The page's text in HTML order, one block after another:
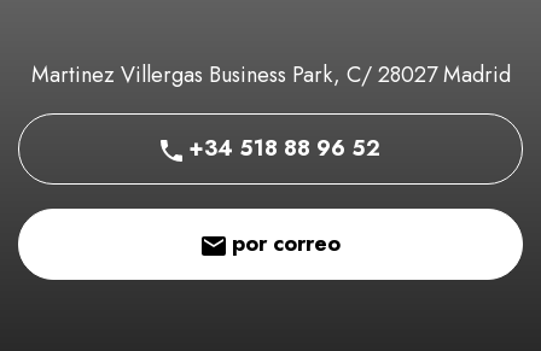
Martinez Villergas Business Park, C/ 28027 Madrid
+34 518 88 96 52
por correo